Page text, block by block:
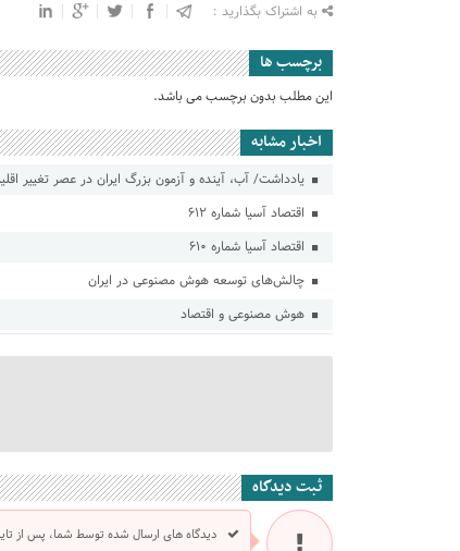
به اشتراک بگذارید :
برچسب ها
این مطلب بدون برچسب می باشد.
اخبار مشابه
یادداشت/ آب، آینده و آزمون بزرگ ایران در عصر تغییر
اقتصاد آسیا شماره ۶۱۲
اقتصاد آسیا شماره ۶۱۰
چالش‌های توسعه هوش مصنوعی در ایران
هوش مصنوعی و اقتصاد
ثبت دیدگاه
دیدگاه های ارسال شده توسط شما، پس از